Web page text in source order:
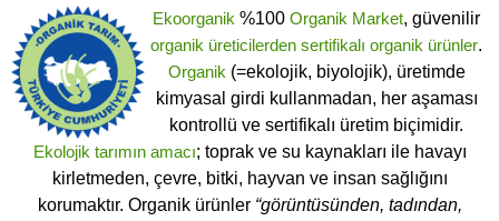
Ekoorganik %100 Organik Market, güvenilir
organik üreticilerden sertifikalı organik ürünler.
Organik (=ekolojik, biyolojik), üretimde
kimyasal girdi kullanmadan, her aşaması
kontrollü ve sertifikalı üretim biçimidir.
Ekolojik tarımın amacı; toprak ve su kaynakları ile havayı
kirletmeden, çevre, bitki, hayvan ve insan sağlığını
korumaktır. Organik ürünler “görüntüsünden, tadından,